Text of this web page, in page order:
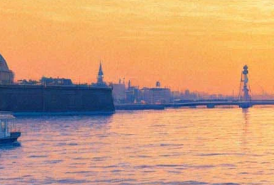
Версия для печати
В суде города Краков подтвердили получение из США
документов по делу об экстрадиции режиссера романа
Полански, обвиняемого в этой стране в изнасиловании
несовершеннолетней в 1977 году. «В настоящее время суд
изучает документы, и только через какое-то время он сможет
оценить, были ли получены ответы на все вопросы,
адресованные американской стороне», — приводит со
ссылкой на Рейтер слова представителя судаРИА «Новости».